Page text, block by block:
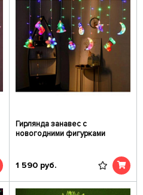
Гирлянда занавес с
новогодними фигурками
1 590 руб.